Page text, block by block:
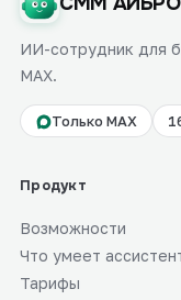
ИИ-сотрудник для
MAX.
Только MAX
Продукт
Возможности
Что умеет
Тарифы